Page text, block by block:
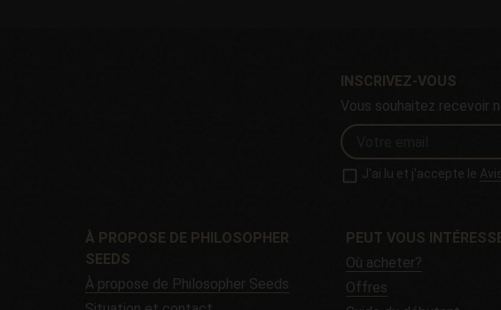
INSCRIVEZ-VOUS
Vous souhaitez recevoir
J'ai lu et j'accepte le
À PROPOSE DE PHILOSOPHER
SEEDS
À propose de Philosopher Seeds
PEUT VOUS
Où acheter?
Offres